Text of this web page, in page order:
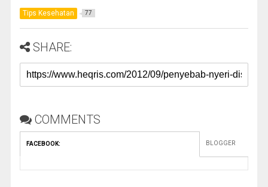
Tips Kesehatan 77
SHARE:
COMMENTS
FACEBOOK: BLOGGER